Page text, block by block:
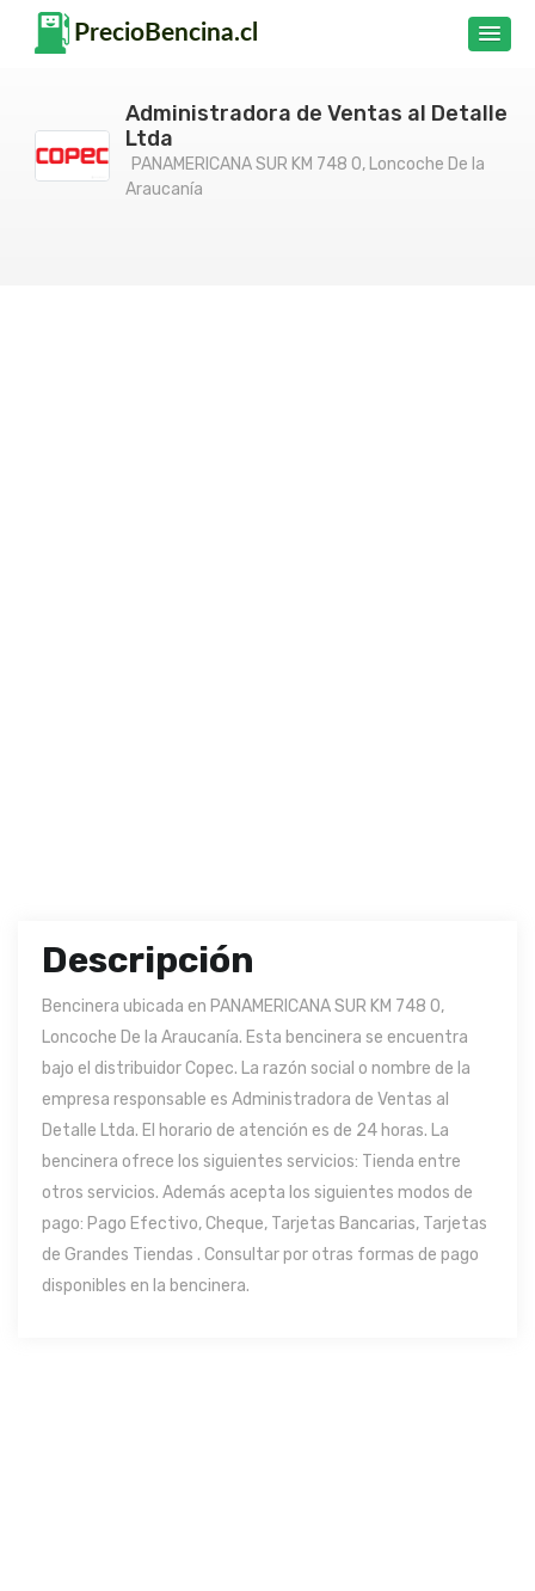
Administradora de Ventas al Detalle
Ltda
PANAMERICANA SUR KM 748 0, Loncoche De la
Araucanía
Descripción
Bencinera ubicada en PANAMERICANA SUR KM 748 0,
Loncoche De la Araucanía. Esta bencinera se encuentra
bajo el distribuidor Copec. La razón social o nombre de la
empresa responsable es Administradora de Ventas al
Detalle Ltda. El horario de atención es de 24 horas. La
bencinera ofrece los siguientes servicios: Tienda entre
otros servicios. Además acepta los siguientes modos de
pago: Pago Efectivo, Cheque, Tarjetas Bancarias, Tarjetas
de Grandes Tiendas . Consultar por otras formas de pago
disponibles en la bencinera.